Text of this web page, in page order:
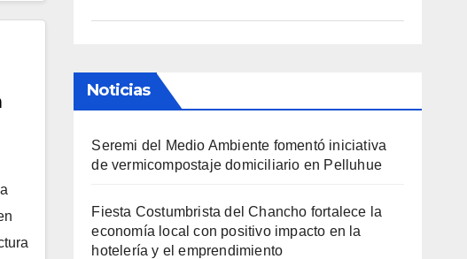
Noticias
Seremi del Medio Ambiente fomentó iniciativa
de vermicompostaje domiciliario en Pelluhue
Fiesta Costumbrista del Chancho fortalece la
economía local con positivo impacto en la
hotelería y el emprendimiento